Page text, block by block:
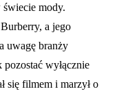
świecie mody.
a jego
uwagę branży
wyłącznie
się filmem i marzył o